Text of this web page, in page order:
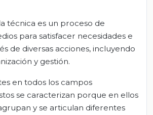
técnica es un proceso de
para satisfacer necesidades e
de diversas acciones, incluyendo
y gestión.
en todos los campos
se caracterizan porque en ellos
y se articulan diferentes